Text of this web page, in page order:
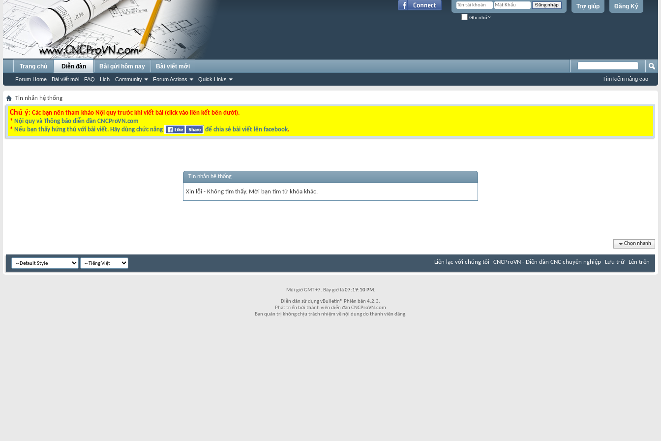
Đăng Ký
Trợ giúp
Ghi nhớ?
Trang chủ Diễn đàn
Forum Home Bài viết mới FAQ Lịch Community Forum Actions Quick Links
Bài gửi hôm nay Bài viết mới
Tìm kiếm nâng cao
Tin nhắn hệ thống
Chú ý: Các bạn nên tham khảo Nội quy trước khi viết bài (click vào liên kết bên dưới).
* Nội quy và Thông báo diễn đàn CNCProVN.com
* Nếu bạn thấy hứng thú với bài viết. Hãy dùng chức năng để chia sẻ bài viết lên facebook.
Tin nhắn hệ thống
Xin lỗi - Không tìm thấy. Mời bạn tìm từ khóa khác.
Chọn nhanh
Liên lạc với chúng tôi CNCProVN - Diễn đàn CNC chuyên nghiệp Lưu trữ Lên trên
Múi giờ GMT +7. Bây giờ là07:19:10 PM.
Diễn đàn sử dụng vBulletin® Phiên bản 4.2.3.
Phát triển bởi thành viên diễn đàn CNCProVN.com
Ban quản trị không chịu trách nhiệm về nội dung do thành viên đăng.